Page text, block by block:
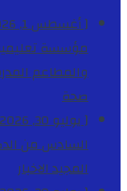
[ أغسطس 1, 2026 ]
مؤسسة
والمطاعم
صحة
[ يوليو 30, 2026 ]
السادس من
المجيدالاخبار